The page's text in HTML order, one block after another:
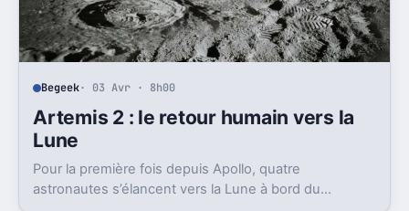
Begeek· 03 Avr · 8h00
Artemis 2 : le retour humain vers la
Lune
Pour la première fois depuis Apollo, quatre
astronautes s’élancent vers la Lune à bord du